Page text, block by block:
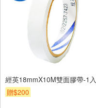
經英18mmX10M雙面膠帶-1入
贈$200